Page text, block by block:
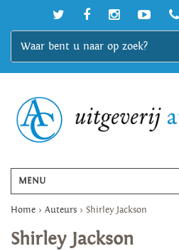
MENU
Home > Auteurs > Shirley Jackson
Shirley Jackson